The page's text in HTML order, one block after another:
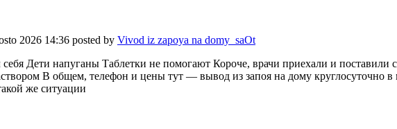
2026 14:36 posted by Vivod iz zapoya na domy_saOt
Дети напуганы Таблетки не помогают Короче, врачи приехали и
В общем, телефон и цены тут — вывод из запоя на дому круглосуточно в
же ситуации